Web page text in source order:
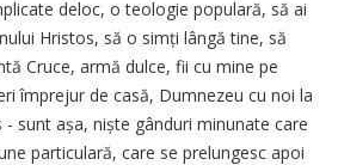
deloc, o teologie populară, să ai
Hristos, să o simți lângă tine, să
Cruce, armă dulce, fii cu mine pe
împrejur de casă, Dumnezeu cu noi la
sunt așa, niște gânduri minunate care
particulară, care se prelungesc apoi